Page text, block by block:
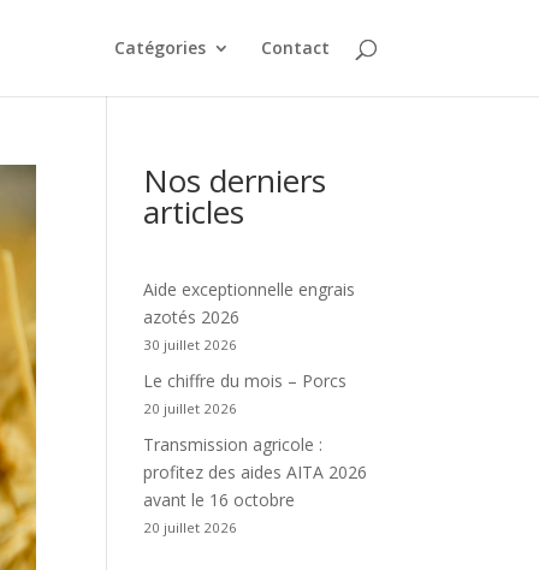
Catégories Contact
Nos derniers
articles
Aide exceptionnelle engrais
azotés 2026
30 juillet 2026
Le chiffre du mois – Porcs
20 juillet 2026
Transmission agricole :
profitez des aides AITA 2026
avant le 16 octobre
20 juillet 2026